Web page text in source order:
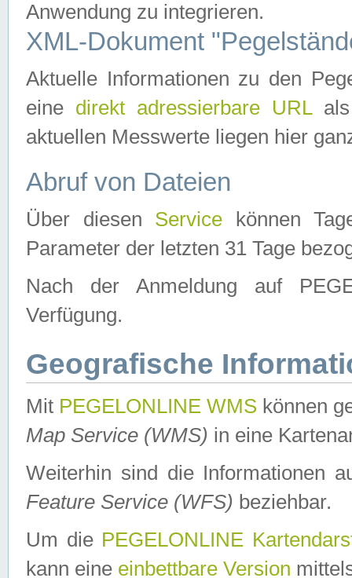
Anwendung zu integrieren.
XML-Dokument
Aktuelle Informationen zu den
eine direkt adressierbare URLals
aktuellen Messwerte liegen hier
Abruf von Dateien
Über diesen Service können
Parameter der letzten 31 Tage
Nach der Anmeldung auf
Verfügung.
Geografische
Mit PEGELONLINE WMS können
Map Service (WMS) in eine
Weiterhin sind die Informationen
Feature Service (WFS) beziehbar.
Um die PEGELONLINE
kann eine einbettbare Version